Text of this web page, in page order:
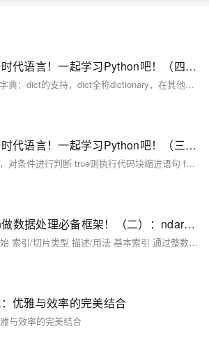
（Python基础）新时代语言！一起学习Python吧！（四）：dict字典和set类型；切片类型、列表生成式；map和reduce迭代器；filter过滤函数、sorted排序函数；lambda函数
dict字典 Python内置了字典：dict的支持，dict全称dictionary，在其他语言中也称为map，使用键-值（key-value）存储，具有极快的查找速度。 我们可以通过声明JS对象一样的方式声明dict
（Python基础）新时代语言！一起学习Python吧！（三）：IF条件判断和match匹配；Python中的循环：for...in、while循环；循环操作关键字；Python函数使用方法
IF 条件判断 使用if语句，对条件进行判断 true则执行代码块缩进语句 false则不执行代码块缩进语句，如果有else 或 elif 则进入相应的规则中执行
（numpy）Python做数据处理必备框架！（二）：ndarray切片的使用与运算；常见的ndarray函数：平方根、正余弦、自然对数、指数、幂等运算；统计函数：方差、均值、极差；比较函数...
ndarray切片 索引从0开始 索引/切片类型 描述/用法 基本索引 通过整数索引直接访问元素。 行/列切片 使用冒号：切片语法选择行或列的子集 连续切片 从起始索引到结束索引按步长切片 使用slice函数 通过slice(start,stop,strp)定义切片规则 布尔索引 通过布尔条件筛选满足条件的元素。支持逻辑运算符 &、|。
优雅与效率的完美结合
与效率的完美结合